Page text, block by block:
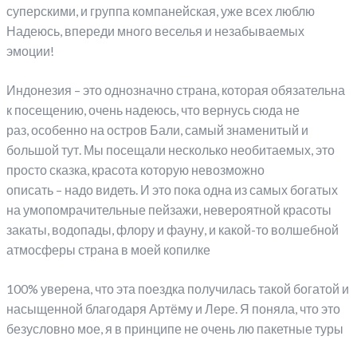
суперскими, и группа компанейская, уже всех люблю
Надеюсь, впереди много веселья и незабываемых
эмоции!
Индонезия – это однозначно страна, которая обязательна
к посещению, очень надеюсь, что вернусь сюда не
раз, особенно на остров Бали, самый знаменитый и
большой тут. Мы посещали несколько необитаемых, это
просто сказка, красота которую невозможно
описать – надо видеть. И это пока одна из самых богатых
на умопомрачительные пейзажи, невероятной красоты
закаты, водопады, флору и фауну, и какой-то волшебной
атмосферы страна в моей копилке
100% уверена, что эта поездка получилась такой богатой и
насыщенной благодаря Артёму и Лере. Я поняла, что это
безусловно мое, я в принципе не очень лю пакетные туры